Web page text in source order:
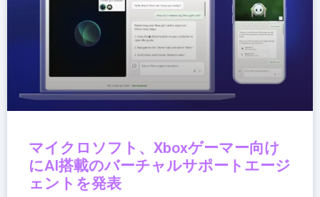
マイクロソフト、Xboxゲーマー向け
にAI搭載のバーチャルサポートエージ
ェントを発表